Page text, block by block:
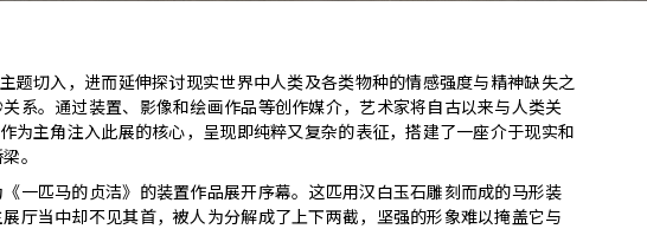
题切入，进而延伸探讨现实世界中人类及各类物种的情感强度与精神缺失之
系。通过装置、影像和绘画作品等创作媒介，艺术家将自古以来与人类关
为主角注入此展的核心，呈现即纯粹又复杂的表征，搭建了一座介于现实和
。
一匹马的贞洁》的装置作品展开序幕。这匹用汉白玉石雕刻而成的马形装
厅当中却不见其首，被人为分解成了上下两截，坚强的形象难以掩盖它与